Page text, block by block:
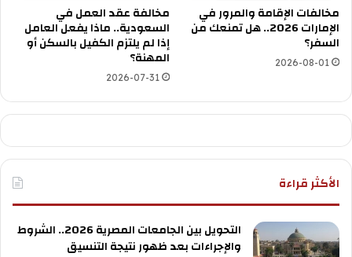
مخالفات الإقامة والمرور في
الإمارات 2026.. هل تمنعك من
السفر؟
2026-08-01
مخالفة عقد العمل في
السعودية.. ماذا يفعل العامل
إذا لم يلتزم الكفيل بالسكن أو
المهنة؟
2026-07-31
الأكثر قراءة
التحويل بين الجامعات المصرية 2026.. الشروط
والإجراءات بعد ظهور نتيجة التنسيق